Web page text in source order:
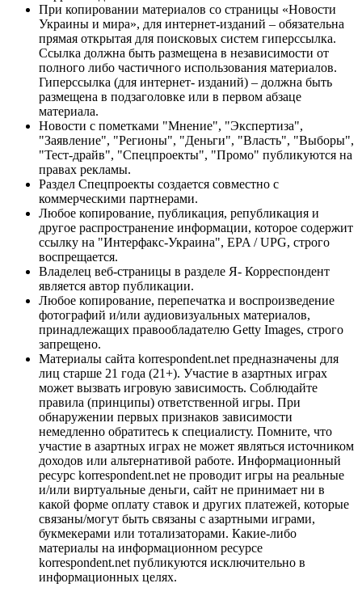
При копировании материалов со страницы «Новости
Украины и мира», для интернет-изданий – обязательна
прямая открытая для поисковых систем гиперссылка.
Ссылка должна быть размещена в независимости от
полного либо частичного использования материалов.
Гиперссылка (для интернет- изданий) – должна быть
размещена в подзаголовке или в первом абзаце
материала.
Новости с пометками "Мнение", "Экспертиза",
"Заявление", "Регионы", "Деньги", "Власть", "Выборы",
"Тест-драйв", "Спецпроекты", "Промо" публикуются на
правах рекламы.
Раздел Спецпроекты создается совместно с
коммерческими партнерами.
Любое копирование, публикация, републикация и
другое распространение информации, которое содержит
ссылку на "Интерфакс-Украина", EPA / UPG, строго
воспрещается.
Владелец веб-страницы в разделе Я- Корреспондент
является автор публикации.
Любое копирование, перепечатка и воспроизведение
фотографий и/или аудиовизуальных материалов,
принадлежащих правообладателю Getty Images, строго
запрещено.
Материалы сайта korrespondent.net предназначены для
лиц старше 21 года (21+). Участие в азартных играх
может вызвать игровую зависимость. Соблюдайте
правила (принципы) ответственной игры. При
обнаружении первых признаков зависимости
немедленно обратитесь к специалисту. Помните, что
участие в азартных играх не может являться источником
доходов или альтернативой работе. Информационный
ресурс korrespondent.net не проводит игры на реальные
и/или виртуальные деньги, сайт не принимает ни в
какой форме оплату ставок и других платежей, которые
связаны/могут быть связаны с азартными играми,
букмекерами или тотализаторами. Какие-либо
материалы на информационном ресурсе
korrespondent.net публикуются исключительно в
информационных целях.